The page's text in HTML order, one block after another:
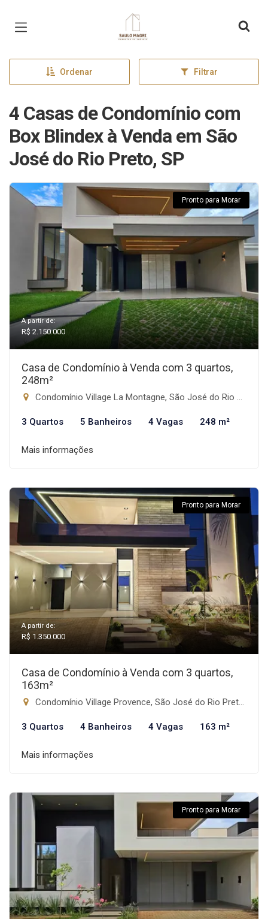
Página inicial
Ordenar Filtrar
4 Casas de Condomínio com
Box Blindex à Venda em São
José do Rio Preto, SP
Pronto para Morar
A partir de:
R$ 2.150.000
Casa de Condomínio à Venda com 3 quartos,
248m²
Condomínio Village La Montagne, São José do Rio Preto-SP
3 Quartos 5 Banheiros 4 Vagas 248 m²
Mais informações
Pronto para Morar
A partir de:
R$ 1.350.000
Casa de Condomínio à Venda com 3 quartos,
163m²
Condomínio Village Provence, São José do Rio Preto-SP
3 Quartos 4 Banheiros 4 Vagas 163 m²
Mais informações
Pronto para Morar